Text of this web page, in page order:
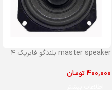
master speaker بلندگو فابریک ۴
400,000تومان